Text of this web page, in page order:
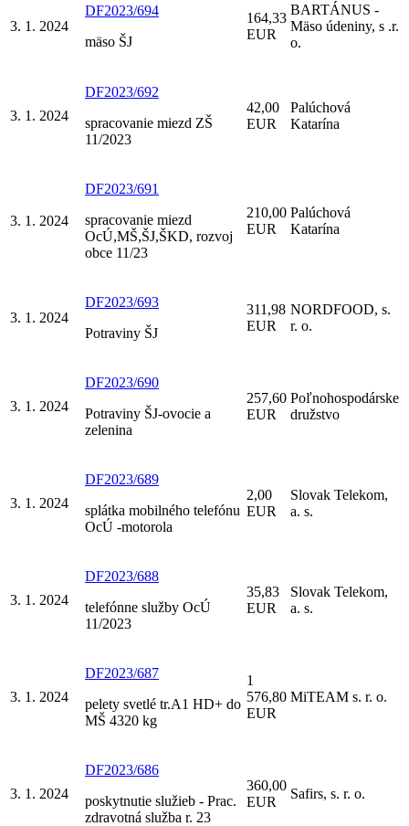
3. 1. 2024
DF2023/694
mäso ŠJ
164,33
EUR
BARTÁNUS -
Mäso údeniny, s .r.
o.
3. 1. 2024
DF2023/692
spracovanie miezd ZŠ
11/2023
42,00
EUR
Palúchová
Katarína
3. 1. 2024
DF2023/691
spracovanie miezd
OcÚ,MŠ,ŠJ,ŠKD, rozvoj
obce 11/23
210,00
EUR
Palúchová
Katarína
3. 1. 2024
DF2023/693
Potraviny ŠJ
311,98
EUR
NORDFOOD, s.
r. o.
3. 1. 2024
DF2023/690
Potraviny ŠJ-ovocie a
zelenina
257,60
EUR
Poľnohospodárske
družstvo
3. 1. 2024
DF2023/689
splátka mobilného telefónu
OcÚ -motorola
2,00
EUR
Slovak Telekom,
a. s.
3. 1. 2024
DF2023/688
telefónne služby OcÚ
11/2023
35,83
EUR
Slovak Telekom,
a. s.
3. 1. 2024
DF2023/687
pelety svetlé tr.A1 HD+ do
MŠ 4320 kg
1
576,80
EUR
MiTEAM s. r. o.
3. 1. 2024
DF2023/686
poskytnutie služieb - Prac.
zdravotná služba r. 23
360,00
EUR
Safirs, s. r. o.